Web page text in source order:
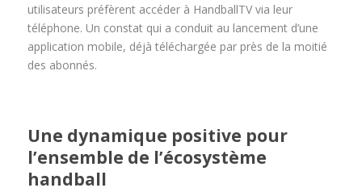
utilisateurs préfèrent accéder à HandballTV via leur
téléphone. Un constat qui a conduit au lancement d’une
application mobile, déjà téléchargée par près de la moitié
des abonnés.
Une dynamique positive pour
l’ensemble de l’écosystème
handball